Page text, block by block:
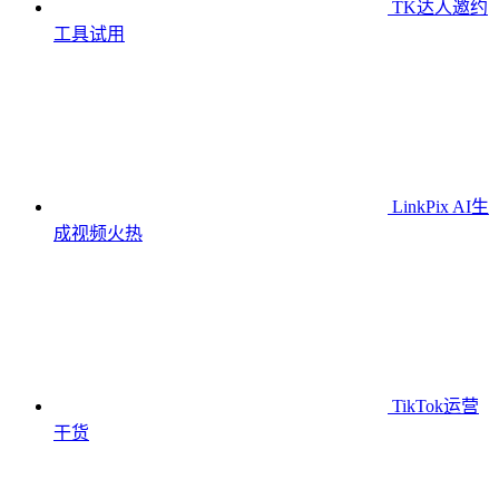
TK达人邀约
工具试用
LinkPix AI生
成视频火热
TikTok运营
干货